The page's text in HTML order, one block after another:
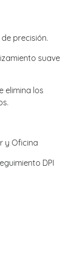
precisión.
suave
elimina los
y Oficina
DPI